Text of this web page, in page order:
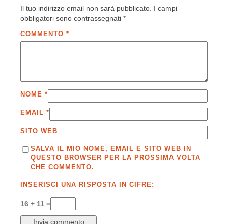
Il tuo indirizzo email non sarà pubblicato. I campi
obbligatori sono contrassegnati *
COMMENTO *
NOME *
EMAIL *
SITO WEB
SALVA IL MIO NOME, EMAIL E SITO WEB IN
QUESTO BROWSER PER LA PROSSIMA VOLTA
CHE COMMENTO.
INSERISCI UNA RISPOSTA IN CIFRE:
16 + 11 =